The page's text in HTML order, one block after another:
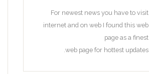
For newest news you have to visit
internet and on web I found this web
page as a finest
web page for hottest updates.